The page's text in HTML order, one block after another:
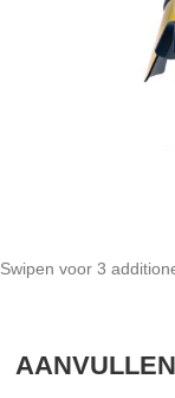
Swipen voor 3
begin